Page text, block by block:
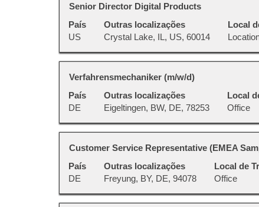
as
informações
dela.
de
espaço
pressionada
visualizar
as
informações
dela.
Título
Senior Director Digital Products
País
US
Outras localizações
Crystal Lake, IL, US, 60014
Local
Selecione
vaga
com
a
de
espaço
pressionada
visualizar
as
informações
dela.
Título
Verfahrensmechaniker (m/w/d)
País
DE
Outras localizações
Eigeltingen, BW, DE, 78253
Local
Office
Selecione
vaga
com
a
de
espaço
pressionada
visualizar
Título
Customer Service Representative (EMEA
País
DE
Outras localizações
Freyung, BY, DE, 94078
Local de
Office
Selecione
vaga
com
a